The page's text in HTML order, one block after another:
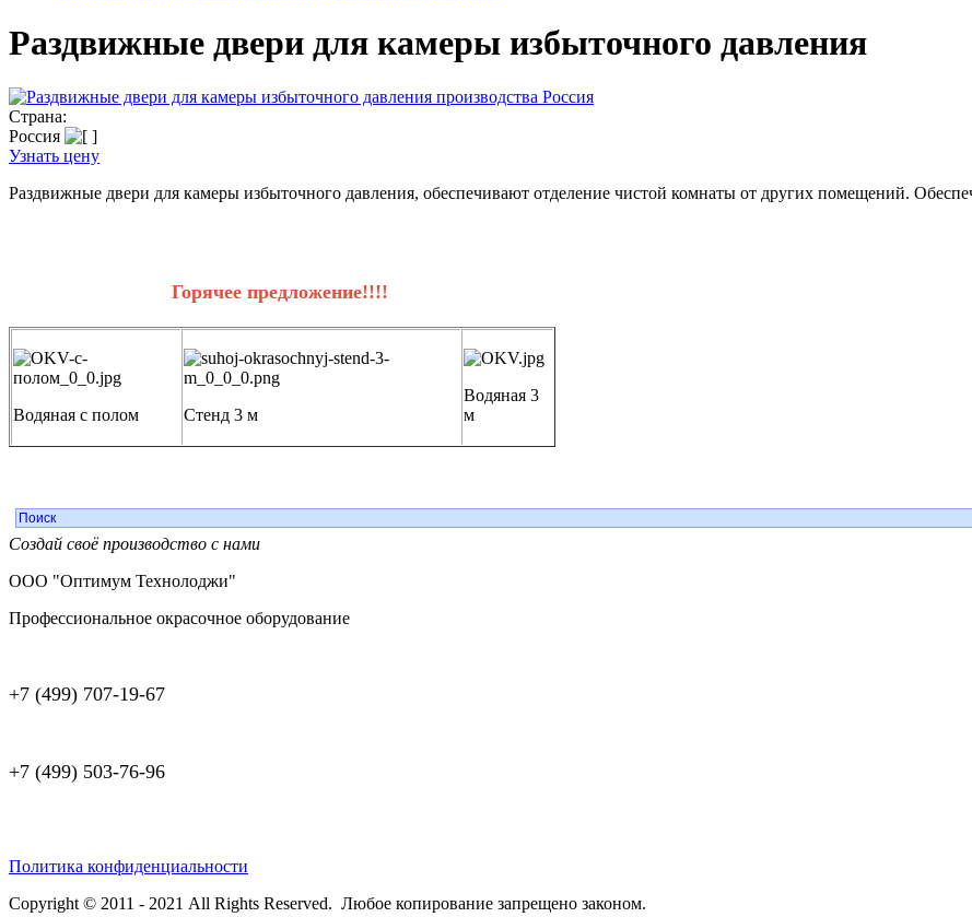
Раздвижные двери для камеры избыточного давления
Страна:
Россия
Узнать цену
Раздвижные двери для камеры избыточного давления, обеспечивают отделение чистой комнаты от других помещений.
Горячее предложение!!!!
Водяная с полом Стенд 3 м
Водяная 3
м
Создай своё производство с нами
ООО "Оптимум Технолоджи"
Профессиональное окрасочное оборудование
+7 (499) 707-19-67
+7 (499) 503-76-96
Политика конфиденциальности
Copyright © 2011 - 2021 All Rights Reserved. Любое копирование запрещено законом.